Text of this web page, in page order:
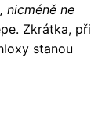
nicméně ne
Zkrátka, při
stanou